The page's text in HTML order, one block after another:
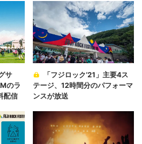
サ
のラ
配信
「フジロック’21」主要4ス
テージ、12時間分のパフォーマ
ンスが放送